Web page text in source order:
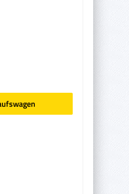
Schaltflächen um die Anzahl zu erhöhen oder